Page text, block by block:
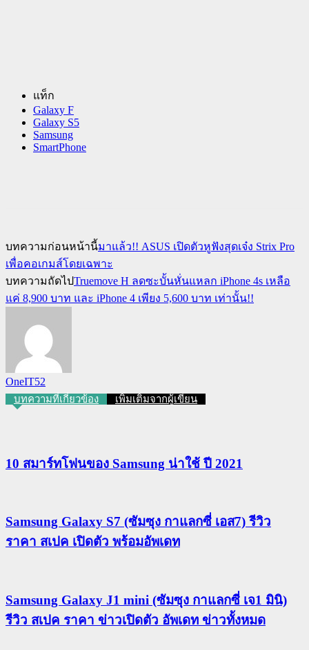
แท็ก
Galaxy F
Galaxy S5
Samsung
SmartPhone
บทความก่อนหน้านี้มาแล้ว!! ASUS เปิดตัวหูฟังสุดเจ๋ง Strix Pro
เพื่อคอเกมส์โดยเฉพาะ
บทความถัดไปTruemove H ลดซะบั้นหั่นแหลก iPhone 4s เหลือ
แค่ 8,900 บาท และ iPhone 4 เพียง 5,600 บาท เท่านั้น!!
OneIT52
บทความที่เกี่ยวข้อง เพิ่มเติมจากผู้เขียน
10 สมาร์ทโฟนของ Samsung น่าใช้ ปี 2021
Samsung Galaxy S7 (ซัมซุง กาแลกซี่ เอส7) รีวิว
ราคา สเปค เปิดตัว พร้อมอัพเดท
Samsung Galaxy J1 mini (ซัมซุง กาแลกซี่ เจ1 มินิ)
รีวิว สเปค ราคา ข่าวเปิดตัว อัพเดท ข่าวทั้งหมด